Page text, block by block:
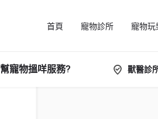
首頁 寵物診所 寵物玩
幫寵物搵咩服務? 獸醫診